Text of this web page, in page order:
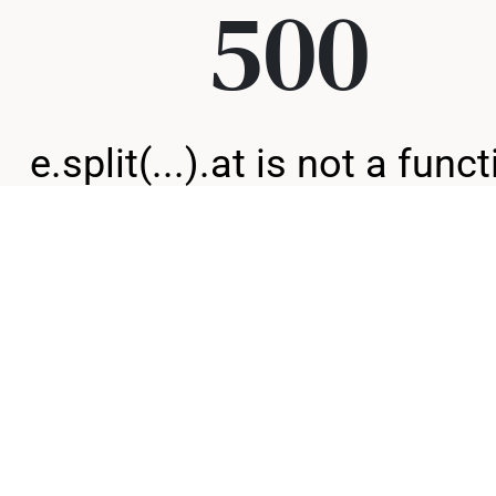
500
e.split(...).at is not a